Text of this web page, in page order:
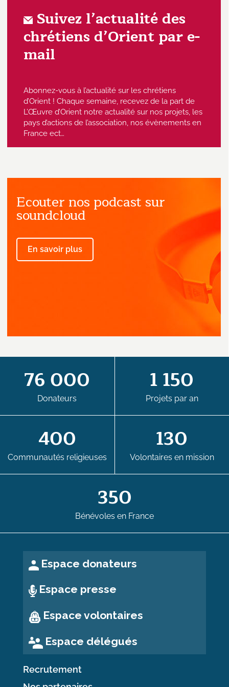
Suivez l’actualité des
chrétiens d’Orient par e-
mail
Abonnez-vous à l’actualité sur les chrétiens
d’Orient ! Chaque semaine, recevez de la part de
L’Œuvre d’Orient notre actualité sur nos projets, les
pays d’actions de l’association, nos évènements en
France ect…
J'accepte de recevoir des emails
provenant de l'Œuvre d'Orient.
Ecouter nos podcast sur
soundcloud
En savoir plus
76 000
Donateurs
1 150
Projets par an
400
Communautés religieuses
130
Volontaires en mission
350
Bénévoles en France
Espace donateurs
Espace presse
Espace volontaires
Espace délégués
Recrutement